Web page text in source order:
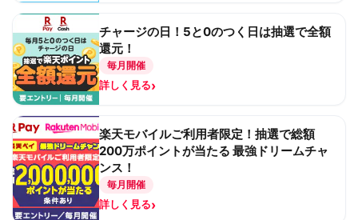
チャージの日！5と0のつく日は抽選で全額
還元！
毎月開催
詳しく見る›
楽天モバイルご利用者限定！抽選で総額
200万ポイントが当たる 最強ドリームチャ
ンス！
毎月開催
詳しく見る›